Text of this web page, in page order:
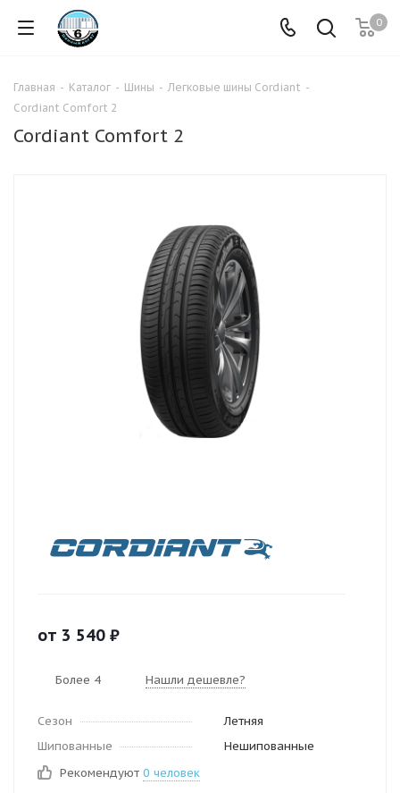
0
Главная - Каталог - Шины - Легковые шины Cordiant -
Cordiant Comfort 2
Cordiant Comfort 2
от 3 540 ₽
Более 4 Нашли дешевле?
Сезон
Летняя
Шипованные
Нешипованные
Рекомендуют 0 человек